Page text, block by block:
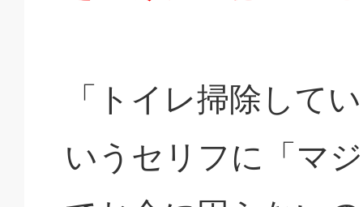
「トイレ掃除して
いうセリフに「マ